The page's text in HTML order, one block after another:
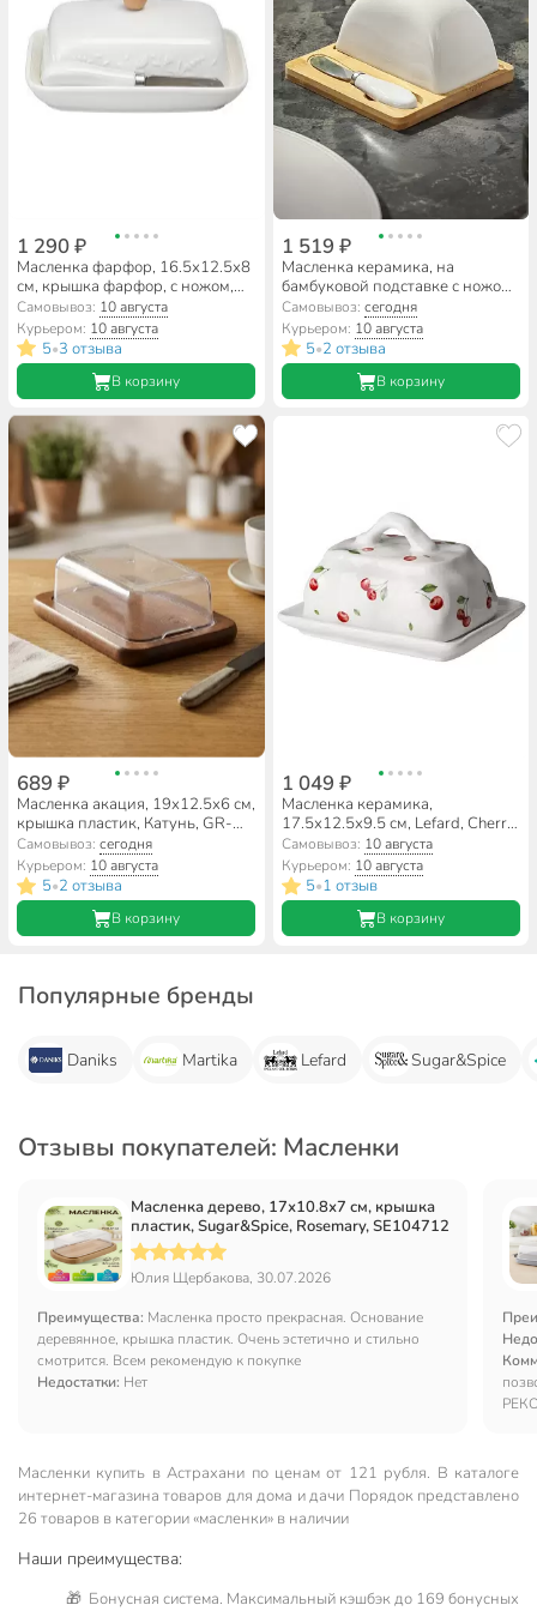
1 290 ₽
Масленка фарфор, 16.5х12.5х8
см, крышка фарфор, с ножом,
Lefard, Flowers Story, 474-257
Самовывоз: 10 августа
Курьером: 10 августа
5•3 отзыва
В корзину
1 519 ₽
Масленка керамика, на
бамбуковой подставке с ножом,
Y6-6469/Y4-9191
Самовывоз: сегодня
Курьером: 10 августа
5•2 отзыва
В корзину
689 ₽
Масленка акация, 19х12.5х6 см,
крышка пластик, Катунь, GR-
BP-01
Самовывоз:сегодня
Курьером: 10 августа
5•2 отзыва
В корзину
1 049 ₽
Масленка керамика,
17.5х12.5х9.5 см, Lefard, Cherry,
358-2354
Самовывоз: 10 августа
Курьером: 10 августа
5•1 отзыв
В корзину
Популярные бренды
Daniks Martika Lefard Sugar&Spice
Отзывы покупателей: Масленки
Масленка дерево, 17х10.8х7 см, крышка
пластик, Sugar&Spice, Rosemary, SE104712
Юлия Щербакова, 30.07.2026
Преимущества: Масленка просто прекрасная. Основание
деревянное, крышка пластик. Очень эстетично и стильно
смотрится. Всем рекомендую к покупке
Недостатки: Нет
Масленки купить в Астрахани по ценам от 121 рубля. В каталоге
интернет-магазина товаров для дома и дачи Порядок представлено
26 товаров в категории «масленки» в наличии
Наши преимущества:
🎁 Бонусная система. Максимальный кэшбэк до 169 бонусных